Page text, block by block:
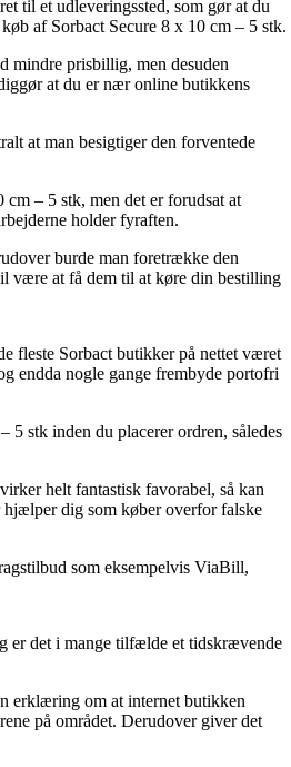
til et udleveringssted, som gør at du
af Sorbact Secure 8 x 10 cm – 5 stk.
mindre prisbillig, men desuden
at du er nær online butikkens
at man besigtiger den forventede
– 5 stk, men det er forudsat at
holder fyraften.
burde man foretrække den
være at få dem til at køre din bestilling
fleste Sorbact butikker på nettet været
endda nogle gange frembyde portofri
5 stk inden du placerer ordren, således
helt fantastisk favorabel, så kan
dig som køber overfor falske
som eksempelvis ViaBill,
er det i mange tilfælde et tidskrævende
erklæring om at internet butikken
på området. Derudover giver det